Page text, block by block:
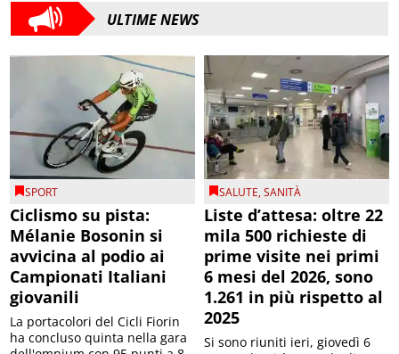
ULTIME NEWS
SPORT
Ciclismo su pista:
Mélanie Bosonin si
avvicina al podio ai
Campionati Italiani
giovanili
La portacolori del Cicli Fiorin
ha concluso quinta nella gara
SALUTE,SANITÀ
Liste d’attesa: oltre 22
mila 500 richieste di
prime visite nei primi
6 mesi del 2026, sono
1.261 in più rispetto al
2025
Si sono riuniti ieri, giovedì 6